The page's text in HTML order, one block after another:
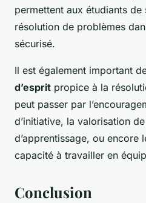
permettent aux étudiants de
résolution de problèmes
sécurisé.
Il est également important
d’esprit propice à la
peut passer par
d’initiative, la valorisation
d’apprentissage, ou encore
capacité à travailler en
Conclusion